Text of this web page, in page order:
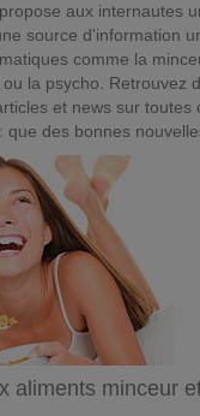
aux internautes
source d'information
comme la
la psycho. Retrouvez
et news sur toutes
que des bonnes
aliments minceur